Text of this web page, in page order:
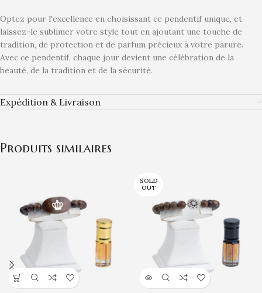
Optez pour l'excellence en choisissant ce pendentif unique, et
laissez-le sublimer votre style tout en ajoutant une touche de
tradition, de protection et de parfum précieux à votre parure.
Avec ce pendentif, chaque jour devient une célébration de la
beauté, de la tradition et de la sécurité.
Expédition & Livraison
Produits similaires
SOLD
OUT